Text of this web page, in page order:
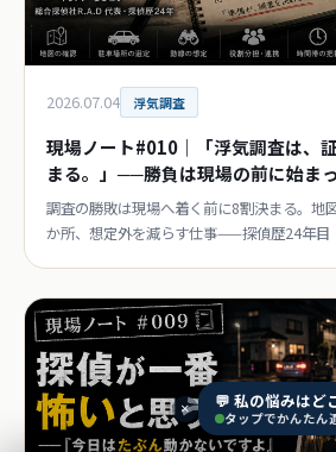
2026.07.04 浮気調査
現場ノート#010｜「浮気調査は、
まる。」──勝負は現場の前に始ま
調査の勝敗は現場へ着く前に8割決まる。地
か所、想定外を減らす仕事——探偵歴24年目
× 💬 私の悩みはど
タップでかんたん